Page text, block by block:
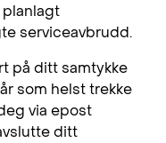
serviceavbrudd.
på ditt samtykke
som helst trekke
via epost
ditt